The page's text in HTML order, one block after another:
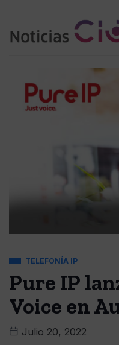
TELEFONÍA IP
Pure IP
Voice en
Julio 20, 2022